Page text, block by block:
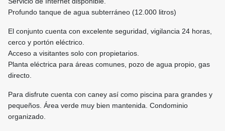
Profundo tanque de agua subterráneo (12.000 litros)
El conjunto cuenta con excelente seguridad, vigilancia 24 horas,
cerco y portón eléctrico.
Acceso a visitantes solo con propietarios.
Planta eléctrica para áreas comunes, pozo de agua propio, gas
directo.
Para disfrute cuenta con caney así como piscina para grandes y
pequeños. Área verde muy bien mantenida. Condominio
organizado.